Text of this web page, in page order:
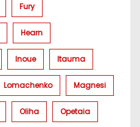
Fury
Hearn
Inoue Itauma
Lomachenko Magnesi
Oliha Opetaia